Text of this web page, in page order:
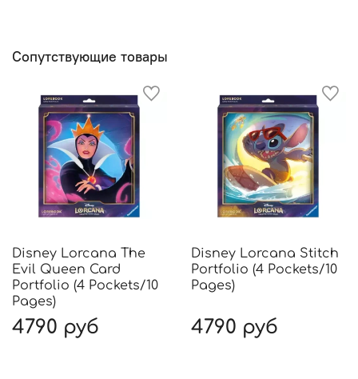
Сопутствующие товары
Disney Lorcana The
Evil Queen Card
Portfolio (4 Pockets/10
Pages)
4790 руб
Disney Lorcana Stitch
Portfolio (4 Pockets/10
Pages)
4790 руб